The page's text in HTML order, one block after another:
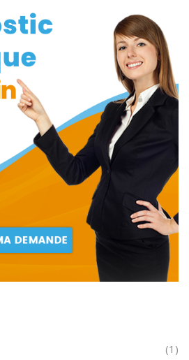
(1)